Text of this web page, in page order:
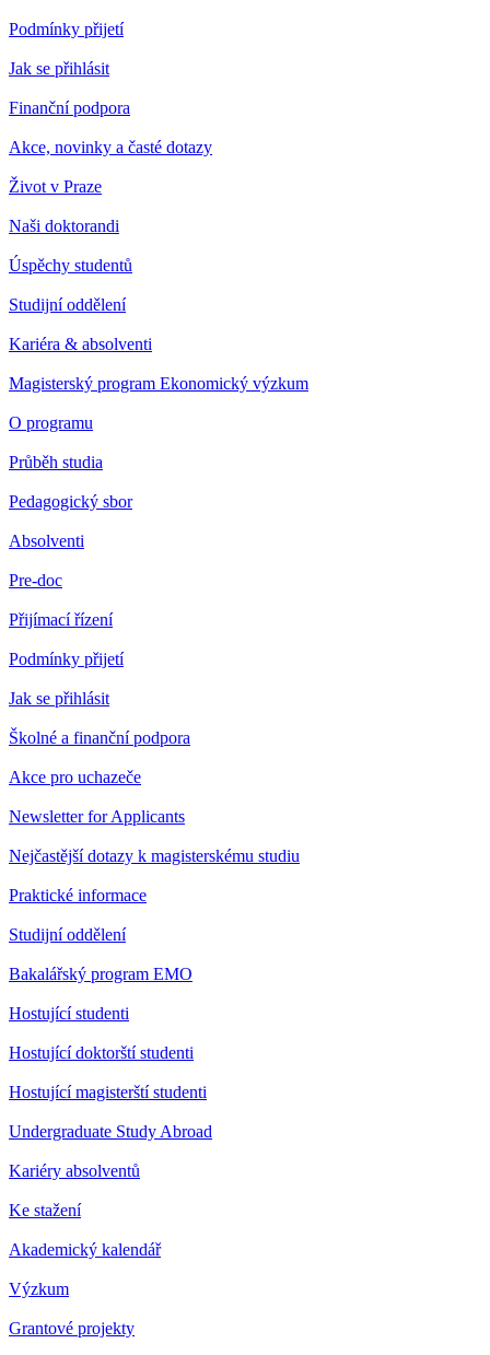
Podmínky přijetí
Jak se přihlásit
Finanční podpora
Akce, novinky a časté dotazy
Život v Praze
Naši doktorandi
Úspěchy studentů
Studijní oddělení
Kariéra & absolventi
Magisterský program Ekonomický výzkum
O programu
Průběh studia
Pedagogický sbor
Absolventi
Pre-doc
Přijímací řízení
Podmínky přijetí
Jak se přihlásit
Školné a finanční podpora
Akce pro uchazeče
Newsletter for Applicants
Nejčastější dotazy k magisterskému studiu
Praktické informace
Studijní oddělení
Bakalářský program EMO
Hostující studenti
Hostující doktorští studenti
Hostující magisterští studenti
Undergraduate Study Abroad
Kariéry absolventů
Ke stažení
Akademický kalendář
Výzkum
Grantové projekty